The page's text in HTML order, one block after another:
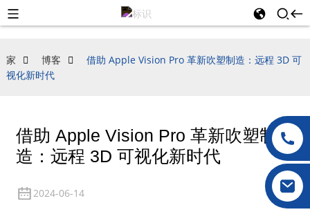
家 博客
借助 Apple Vision Pro 革新吹塑制造：远程 3D 可
视化新时代
借助 Apple Vision Pro 革新吹塑制
造：远程 3D 可视化新时代
2024-06-14